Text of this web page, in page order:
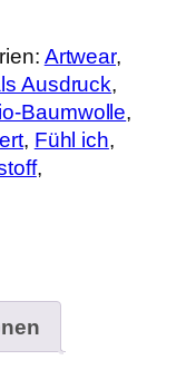
Artwear,
Ausdruck,
Baumwolle,
, Fühl ich,
,